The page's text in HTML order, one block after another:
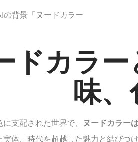
の背景 「ヌードカラー
ドカラ
味、
支配された世界で、 ヌードカラーは
実体、時代を超越した魅力と結びつ